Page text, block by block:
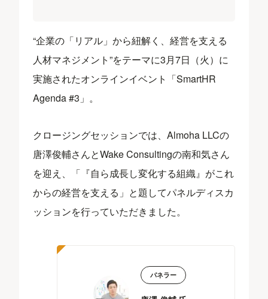
“企業の「リアル」から紐解く、経営を支える
人材マネジメント”をテーマに3月7日（火）に
実施されたオンラインイベント「SmartHR
Agenda #3」。
クロージングセッションでは、Almoha LLCの
唐澤俊輔さんとWake Consultingの南和気さん
を迎え、「『自ら成長し変化する組織』がこれ
からの経営を支える」と題してパネルディスカ
ッションを行っていただきました。
パネラー